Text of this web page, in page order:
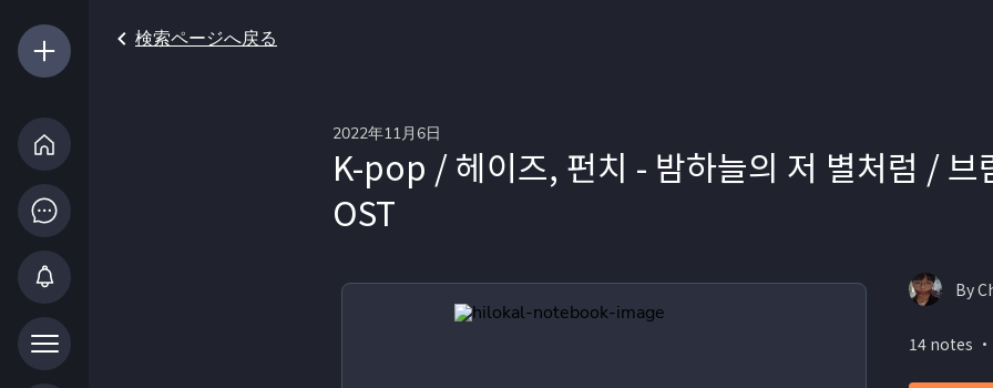
検索ページへ戻る
2022年11月6日
K-pop / 헤이즈, 펀치 - 밤하늘의 저 별처럼 / 브
OST
By
14 notes